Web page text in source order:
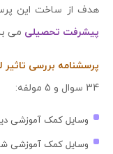
هدف از ساخت این
پیشرفت تحصیلی می
پرسشنامه بررسی
34 سوال و 5 مولفه:
وسایل کمک آموزشی
وسایل کمک آموزشی